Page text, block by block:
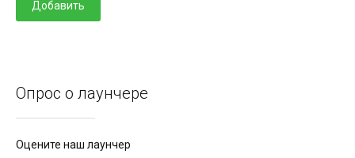
Опрос о лаунчере
Оцените наш лаунчер